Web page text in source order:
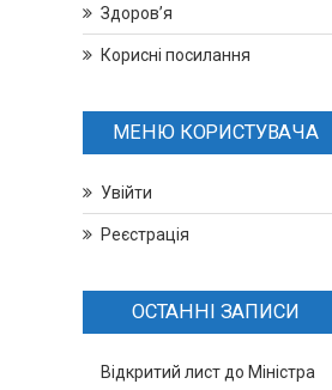
Здоров’я
Корисні посилання
МЕНЮ КОРИСТУВАЧА
Увійти
Реєстрація
ОСТАННІ ЗАПИСИ
Відкритий лист до Міністра